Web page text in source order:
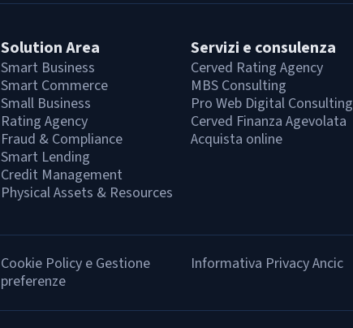
Solution Area
Smart Business
Smart Commerce
Small Business
Rating Agency
Fraud & Compliance
Smart Lending
Credit Management
Physical Assets & Resources
Servizi e consulenza
Cerved Rating Agency
MBS Consulting
Pro Web Digital Consulting
Cerved Finanza Agevolata
Acquista online
Cookie Policy e Gestione
preferenze
Informativa Privacy Ancic